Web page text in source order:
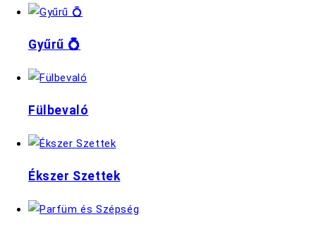
Gyűrű 💍
Fülbevaló
Ékszer Szettek